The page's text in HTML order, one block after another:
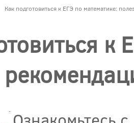
Как подготовиться к ЕГЭ по математике:
к